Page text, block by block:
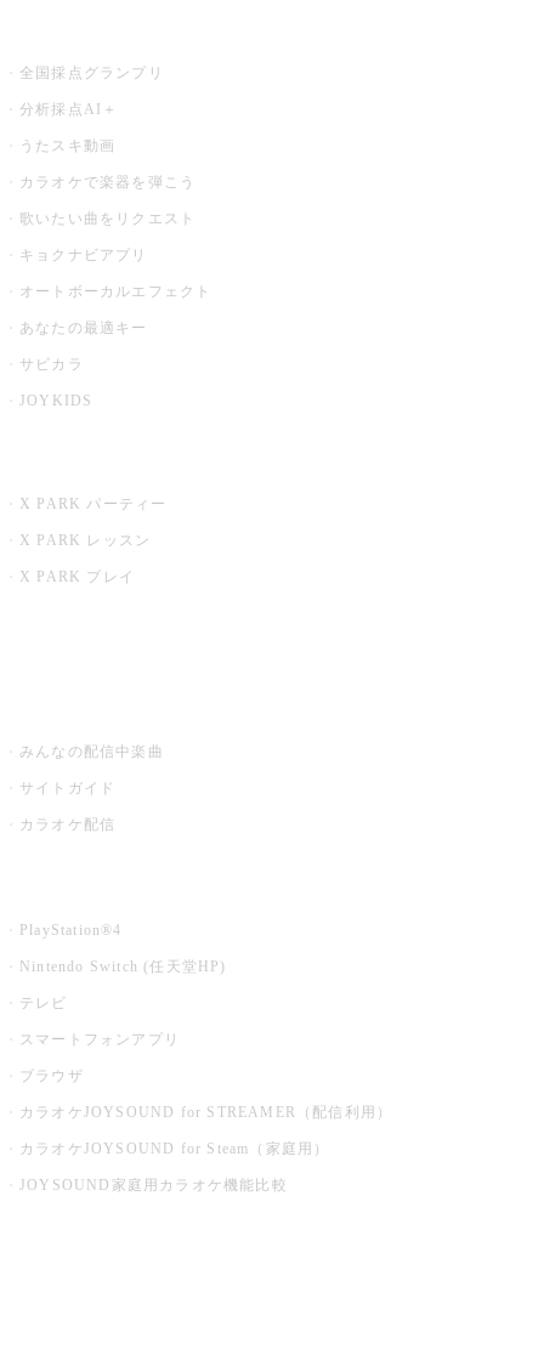
全国採点グランプリ
分析採点AI＋
うたスキ動画
カラオケで楽器を弾こう
歌いたい曲をリクエスト
キョクナビアプリ
オートボーカルエフェクト
あなたの最適キー
サビカラ
JOYKIDS
X PARK パーティー
X PARK レッスン
X PARK プレイ
みんなの配信中楽曲
サイトガイド
カラオケ配信
PlayStation®4
Nintendo Switch (任天堂HP)
テレビ
スマートフォンアプリ
ブラウザ
カラオケJOYSOUND for STREAMER（配信利用）
カラオケJOYSOUND for Steam（家庭用）
JOYSOUND家庭用カラオケ機能比較